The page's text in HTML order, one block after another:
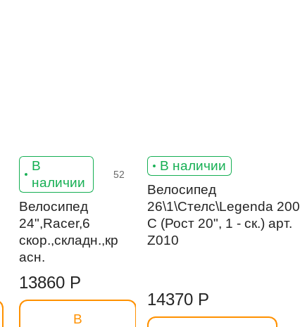
В
наличии
52
Велосипед
24",Racer,6
скор.,складн.,кр
асн.
13860 Р
В
В наличии
Велосипед
26\1\Стелс\Legenda 200
С (Рост 20", 1 - ск.) арт.
Z010
14370 Р